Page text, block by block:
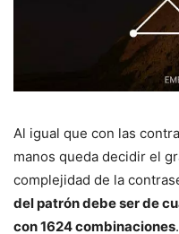
Al igual que con las
manos queda decidir el
complejidad de la
del patrón debe ser de
con 1624 combinaciones